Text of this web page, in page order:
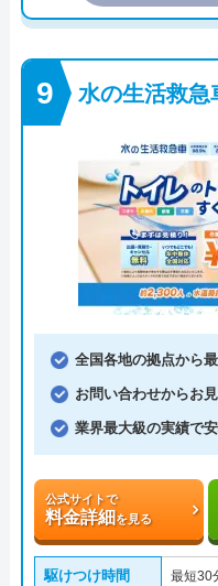
水の生活救急
全国各地の拠点から
お問い合わせからお
業界最大級の実績で
公式サイトで
料金詳細を見る
駆けつけ時間 最短30